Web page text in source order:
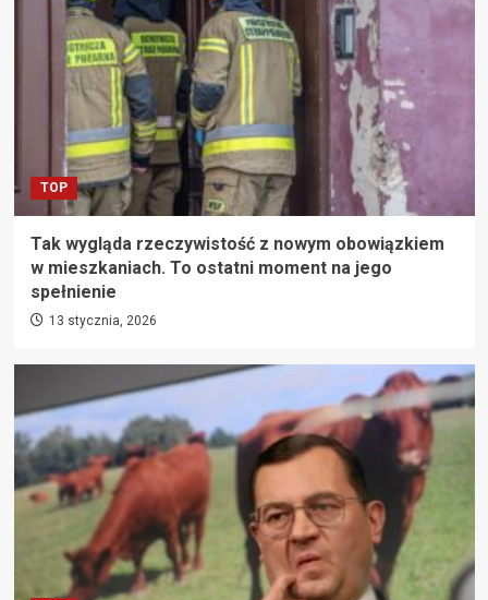
TOP
Tak wygląda rzeczywistość z nowym obowiązkiem
w mieszkaniach. To ostatni moment na jego
spełnienie
13 stycznia, 2026